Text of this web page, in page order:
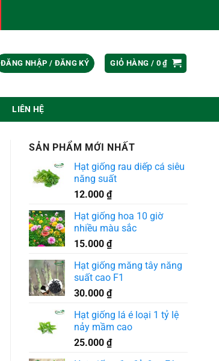
ĐĂNG NHẬP / ĐĂNG KÝ GIỎ HÀNG / 0₫
LIÊN HỆ
SẢN PHẨM MỚI NHẤT
Hạt giống rau diếp cá siêu
năng suất
12.000 ₫
Hạt giống hoa 10 giờ
nhiều màu sắc
15.000 ₫
Hạt giống măng tây năng
suất cao F1
30.000 ₫
Hạt giống lá é loại 1 tỷ lệ
nảy mầm cao
25.000 ₫